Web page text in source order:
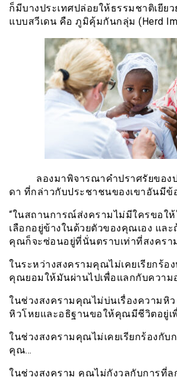
ก็มีบางประเทศปล่อยให้ธรรมชาติเยีย
แบบสวีเดน คือ ภูมิคุ้มกันกลุ่ม (Herd
ลองมาพิจารณาคำปราศรัยของป
ดา ที่กล่าวกับประชาชนของเขาอันมีข้
“ในสถานการณ์ส่งครามไม่มีใครขอใ
เลือกอยู่ข้างในด้วยตัวของคุณเอง แล
คุณก็จะซ่อนอยู่ที่นั่นตราบเท่าที่สงครา
ในระหว่างสงครามคุณไม่เคยเรียกร้
คุณยอมให้มันผ่านไปเพื่อแลกกับความ
ในช่วงสงครามคุณไม่บ่นเรื่องความหิ
หิวโหยและอธิฐานขอให้คุณมีชีวิตอยู่เ
ในช่วงสงครามคุณไม่เคยเรียกร้องกับ
คุณ…
ในช่วงสงคราม คุณไม่กังวลกับการที่